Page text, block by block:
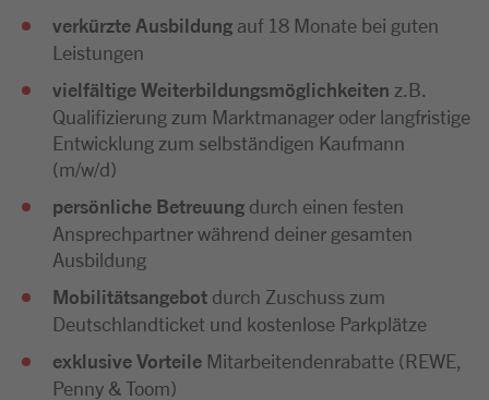
verkürzte Ausbildung auf 18 Monate bei guten
Leistungen
vielfältige Weiterbildungsmöglichkeiten z.B.
Qualifizierung zum Marktmanager oder langfristige
Entwicklung zum selbständigen Kaufmann
(m/w/d)
persönliche Betreuung durch einen festen
Ansprechpartner während deiner gesamten
Ausbildung
Mobilitätsangebot durch Zuschuss zum
Deutschlandticket und kostenlose Parkplätze
exklusive Vorteile Mitarbeitendenrabatte (REWE,
Penny & Toom)